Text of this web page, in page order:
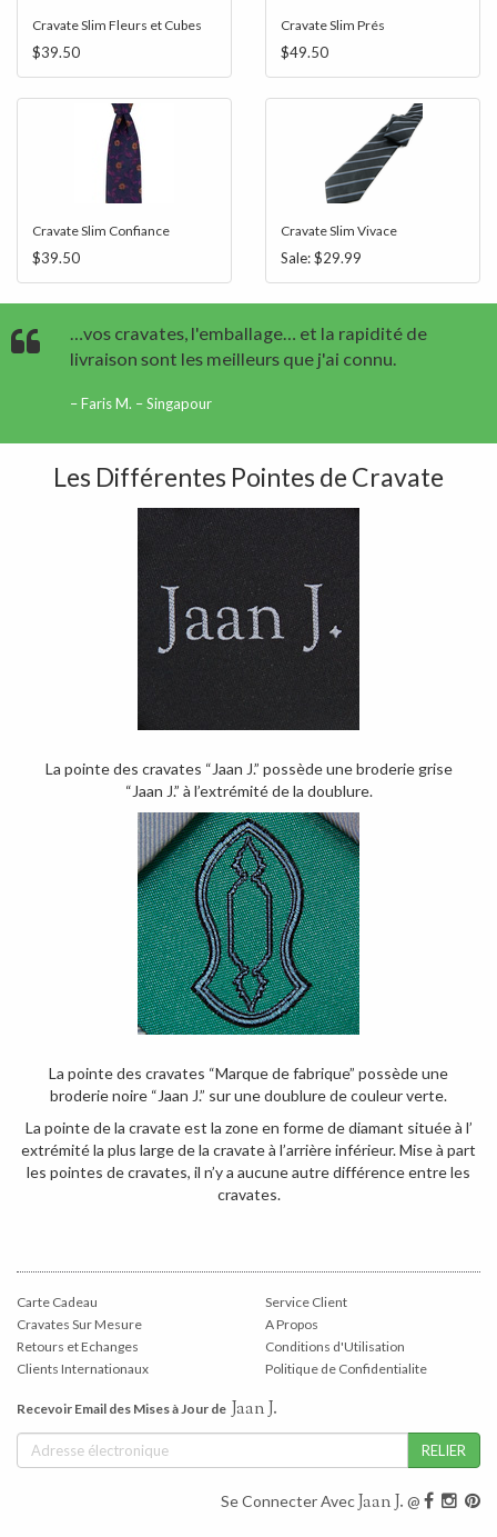
Cravate Slim Fleurs et Cubes
$39.50
Cravate Slim Prés
$49.50
Cravate Slim Confiance
$39.50
Cravate Slim Vivace
Sale:$29.99
…vos cravates, l'emballage… et la rapidité de
livraison sont les meilleurs que j'ai connu.
Faris M. – Singapour
Les Différentes Pointes de Cravate
La pointe des cravates “Jaan J.” possède une broderie grise
“Jaan J.” à l’extrémité de la doublure.
La pointe des cravates “Marque de fabrique” possède une
broderie noire “Jaan J.” sur une doublure de couleur verte.
La pointe de la cravate est la zone en forme de diamant située à l’
extrémité la plus large de la cravate à l’arrière inférieur. Mise à part
les pointes de cravates, il n’y a aucune autre différence entre les
cravates.
Carte Cadeau
Cravates Sur Mesure
Retours et Echanges
Clients Internationaux
Service Client
A Propos
Conditions d'Utilisation
Politique de Confidentialite
Recevoir Email des Mises à Jour de Jaan J.
Se Connecter AvecJaan J. @